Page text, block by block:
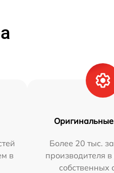
в
Оригинальные
Более 20 тыс.
производителя
собственных